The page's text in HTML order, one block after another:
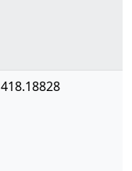
418.18828